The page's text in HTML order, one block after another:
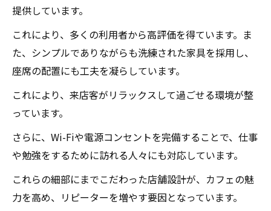
カフェ店舗設計 大阪府の効率的なレイアウ
大阪府のカフェ設計 効率的な動線設計の重
要性
成功例
の方法
カフェ店舗設計 大阪府の効率的なレイアウ
トのコツ
大阪府のカフェ設計 効率的な配置と動線の
提供しています。
これにより、多くの利用者から高評価を得ています。ま
た、シンプルでありながらも洗練された家具を採用し、
座席の配置にも工夫を凝らしています。
これにより、来店客がリラックスして過ごせる環境が整
っています。
さらに、Wi-Fiや電源コンセントを完備することで、仕事
や勉強をするために訪れる人々にも対応しています。
これらの細部にまでこだわった店舗設計が、カフェの魅
力を高め、リピーターを増やす要因となっています。